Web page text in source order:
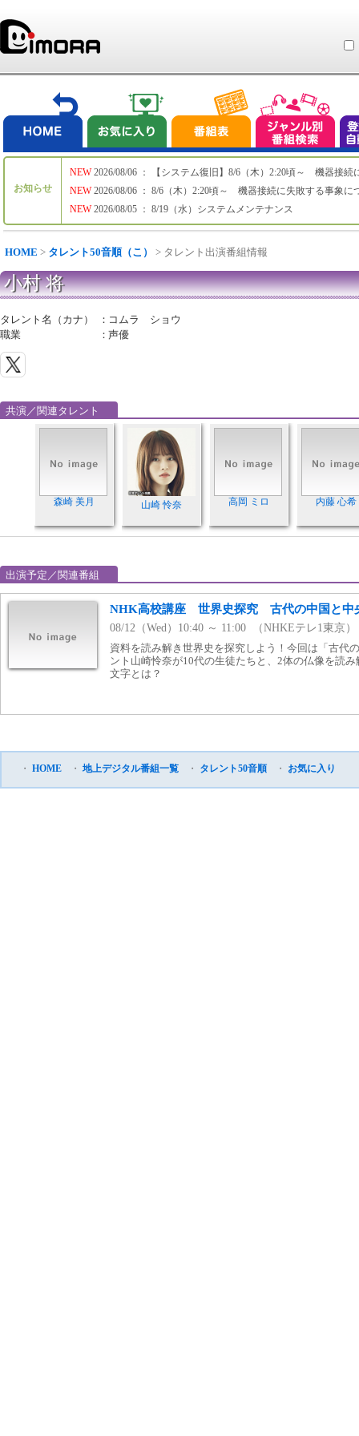
お知らせ
NEW
NEW
NEW
2026/08/06 ： 【システム復旧】8/6（木）2:20頃～ 機器接続
2026/08/06 ： 8/6（木）2:20頃～ 機器接続に失敗する事象に
2026/08/05 ： 8/19（水）システムメンテナンス
HOME > タレント50音順（こ） > タレント出演番組情報
小村 将
タレント名（カナ） ： コムラ ショウ
職業
：声優
共演／関連タレント
森崎 美月 山崎 怜奈 高岡 ミロ 内藤 心希
出演予定／関連番組
NHK高校講座 世界史探究 古代の中国と中
08/12（Wed）10:40 ～ 11:00 （NHKEテレ1東京）
資料を読み解き世界史を探究しよう！今回は「古代
ント山崎怜奈が10代の生徒たちと、2体の仏像を読
文字とは？
・ HOME ・ 地上デジタル番組一覧 ・ タレント50音順 ・ お気に入り